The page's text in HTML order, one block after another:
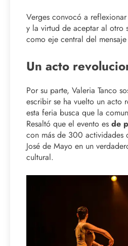
Verges convocó a
y la virtud de aceptar al otro
como eje central del
Un acto
Por su parte, Valeria Tanco
escribir se ha vuelto un acto
esta feria busca que la
Resaltó que el evento es de
con más de 300 actividades
José de Mayo en un
cultural.